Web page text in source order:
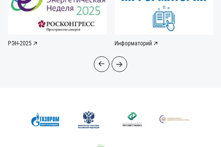
РЭН-2025 Информаторий